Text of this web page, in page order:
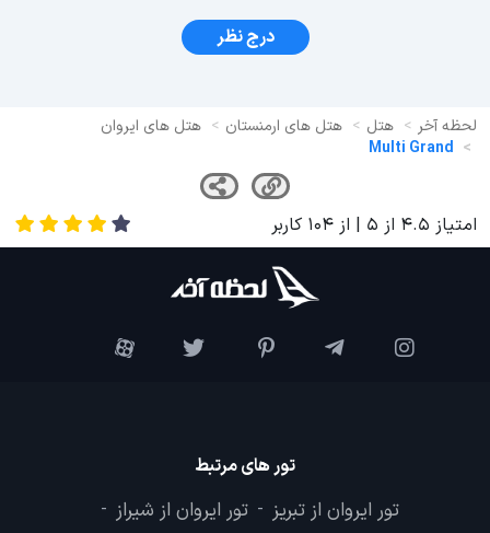
درج نظر
لحظه آخر هتل هتل های ارمنستان
هتل های ایروان
Multi Grand
امتیاز 4.5 از 5 | از 104 کاربر
تور های مرتبط
تور ایروان از تبریز - تور ایروان از شیراز -